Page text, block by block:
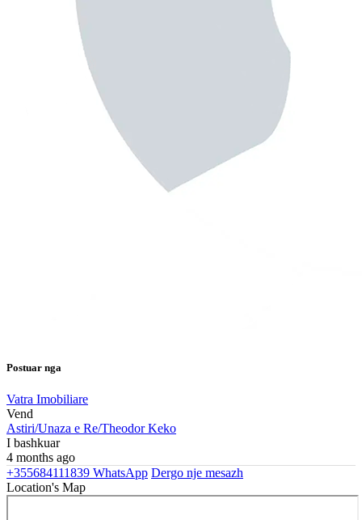
Postuar nga
Vatra Imobiliare
Vend
Astiri/Unaza e Re/Theodor Keko
I bashkuar
4 months ago
+355684111839 WhatsApp Dergo nje mesazh
Location's Map